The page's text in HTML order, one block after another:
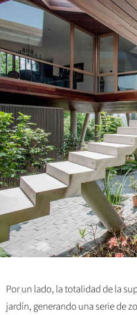
Por un lado, la totalidad de la
jardín, generando una serie de